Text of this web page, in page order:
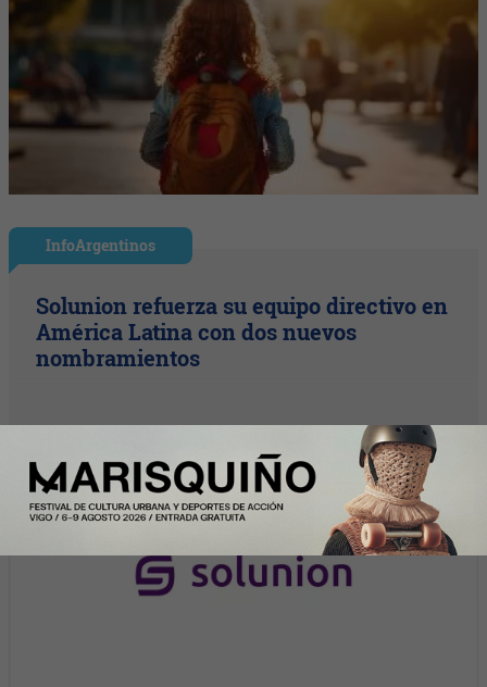
InfoArgentinos
Solunion refuerza su equipo directivo en
América Latina con dos nuevos
nombramientos